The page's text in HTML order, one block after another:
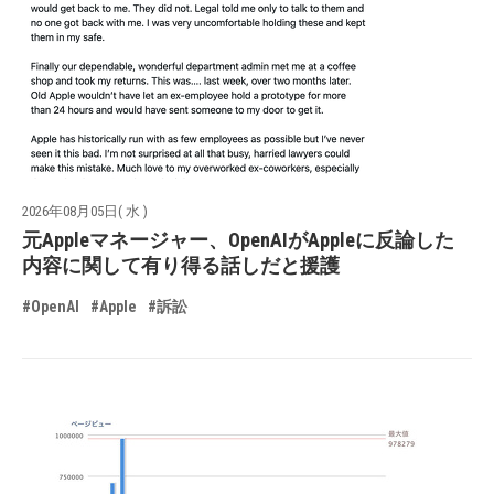
2026年08月05日( 水 )
元Appleマネージャー、OpenAIがAppleに反論した
内容に関して有り得る話しだと援護
#OpenAI #Apple #訴訟